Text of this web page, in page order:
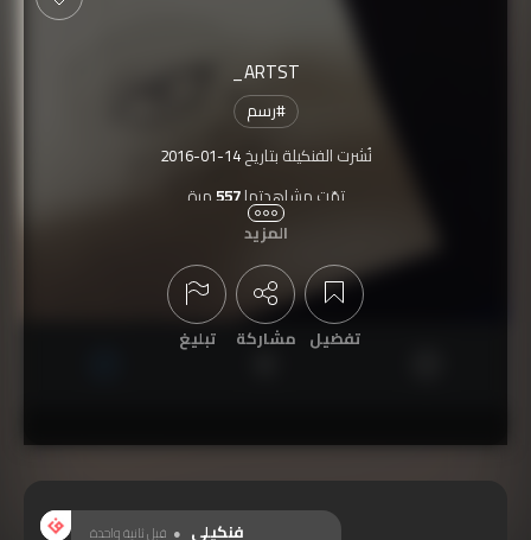
ARTST_
#رسم
نُشرت الفنكيلة بتاريخ2016-01-14
تمّت مشاهدتها557مرة
المزيد
تفضيل مشاركة تبليغ
فنكيلي قبل ثانية واحدة